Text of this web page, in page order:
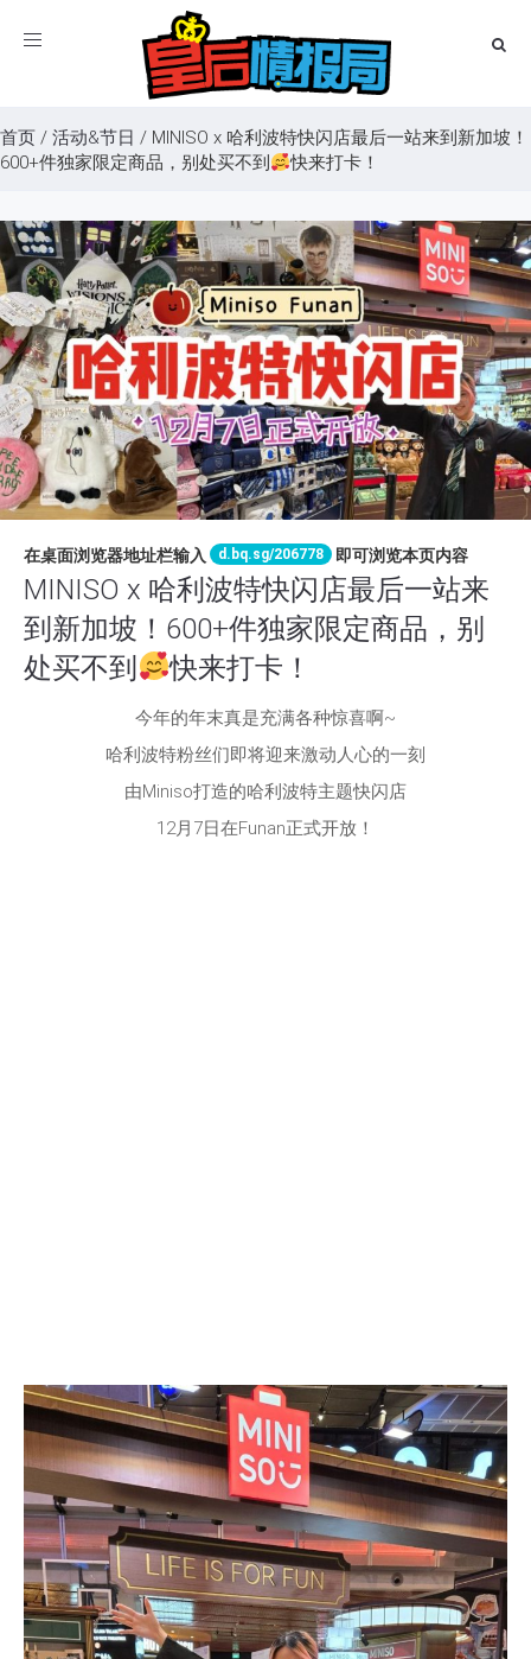
Toggle
首页 / 活动&节日 / MINISO x 哈利波特快闪店最后一站来到新加坡！
600+件独家限定商品，别处买不到
快来打卡！
在桌面浏览器地址栏输入 d.bq.sg/206778 即可浏览本页内容
MINISO x 哈利波特快闪店最后一站来
到新加坡！600+件独家限定商品，别
处买不到
快来打卡！
今年的年末真是充满各种惊喜啊~
哈利波特粉丝们即将迎来激动人心的一刻
由Miniso打造的哈利波特主题快闪店
12月7日在Funan正式开放！